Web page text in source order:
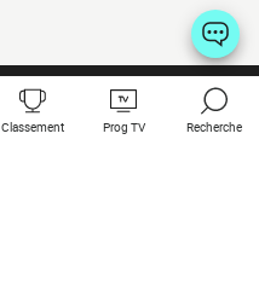
Classement Prog TV Recherche